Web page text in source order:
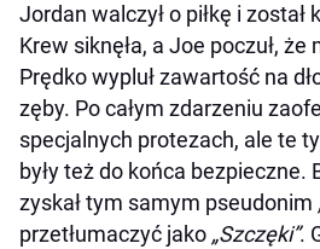
Jordan walczył o piłkę i
Krew siknęła, a Joe poczuł,
Prędko wypluł zawartość na
zęby. Po całym zdarzeniu
specjalnych protezach, ale te
były też do końca bezpieczne.
zyskał tym samym pseudonim
przetłumaczyć jako „Szczęki”.